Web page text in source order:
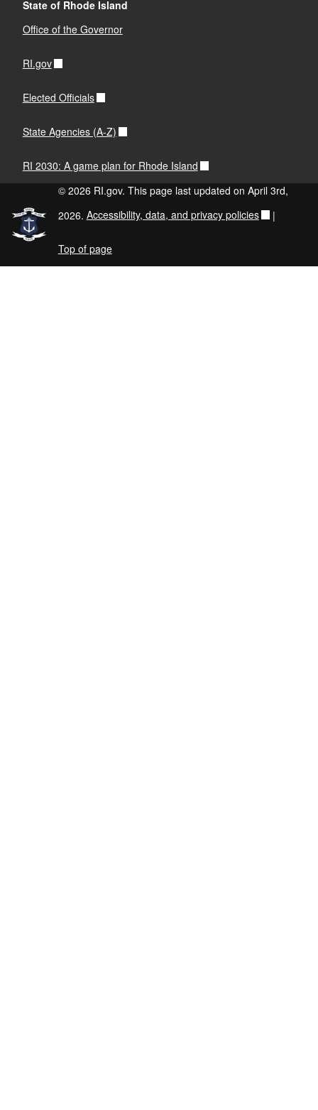
State of Rhode Island
Office of the Governor
RI.gov
Elected Officials
State Agencies (A-Z)
RI 2030: A game plan for Rhode Island
© 2026 RI.gov. This page last updated on April 3rd,
2026. Accessibility, data, and privacy policies |
Top of page